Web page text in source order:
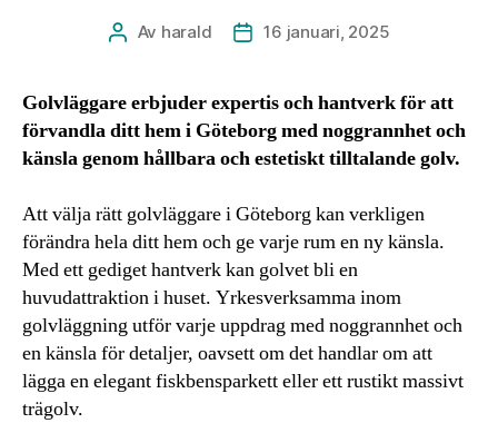
Inläggsförfattare
Av harald Inläggsdatum
16 januari, 2025
Golvläggare erbjuder expertis och hantverk för att
förvandla ditt hem i Göteborg med noggrannhet och
känsla genom hållbara och estetiskt tilltalande golv.
Att välja rätt golvläggare i Göteborg kan verkligen
förändra hela ditt hem och ge varje rum en ny känsla.
Med ett gediget hantverk kan golvet bli en
huvudattraktion i huset. Yrkesverksamma inom
golvläggning utför varje uppdrag med noggrannhet och
en känsla för detaljer, oavsett om det handlar om att
lägga en elegant fiskbensparkett eller ett rustikt massivt
trägolv.